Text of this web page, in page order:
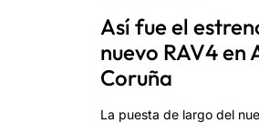
Así fue el
nuevo RAV4 en
Coruña
La puesta de largo del